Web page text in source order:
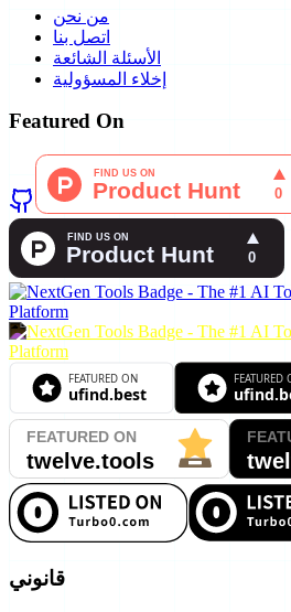
من نحن
اتصل بنا
الأسئلة الشائعة
إخلاء المسؤولية
Featured On
قانوني